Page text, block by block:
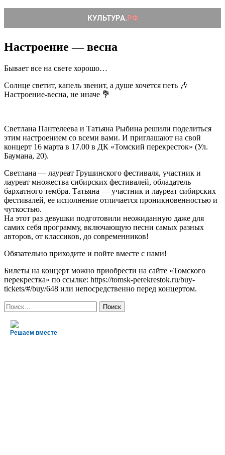
Настроение — весна
Бывает все на свете хорошо…
Солнце светит, капель звенит, а душе хочется петь 🎶
Настроение-весна, не иначе 💐
Светлана Пантелеева и Татьяна Рыбина решили поделиться
этим настроением со всеми вами. И приглашают на свой
концерт 16 марта в 17.00 в ДК «Томский перекресток» (Ул.
Баумана, 20).
Светлана — лауреат Грушинского фестиваля, участник и
лауреат множества сибирских фестивалей, обладатель
бархатного тембра. Татьяна — участник и лауреат сибирских
фестивалей, ее исполнение отличается проникновенностью и
чуткостью.
На этот раз девушки подготовили неожиданную даже для
самих себя программу, включающую песни самых разных
авторов, от классиков, до современников!
Обязательно приходите и пойте вместе с нами!
Билеты на концерт можно приобрести на сайте «Томского
перекрестка» по ссылке: https://tomsk-perekrestok.ru/buy-
tickets/#/buy/648 или непосредственно перед концертом.
Найти:
Решаем вместе